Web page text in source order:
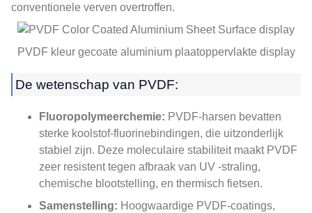
conventionele verven overtroffen.
PVDF kleur gecoate aluminium plaatoppervlakte display
De wetenschap van PVDF:
Fluoropolymeerchemie: PVDF-harsen bevatten
sterke koolstof-fluorinebindingen, die uitzonderlijk
stabiel zijn. Deze moleculaire stabiliteit maakt PVDF
zeer resistent tegen afbraak van UV -straling,
chemische blootstelling, en thermisch fietsen.
Samenstelling: Hoogwaardige PVDF-coatings,